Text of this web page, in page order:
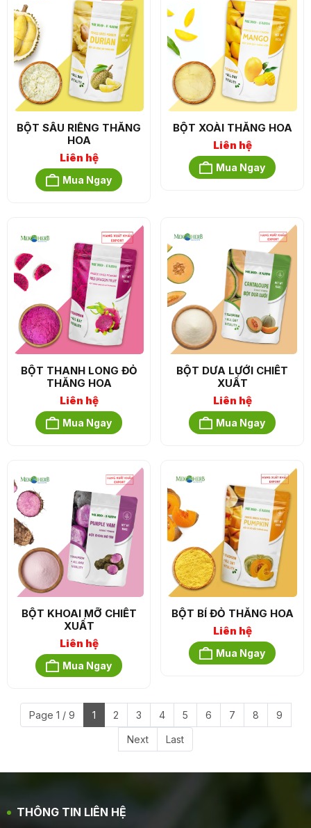
BỘT SẦU RIÊNG THĂNG
HOA
Liên hệ
Mua Ngay
BỘT XOÀI THĂNG HOA
Liên hệ
Mua Ngay
BỘT THANH LONG ĐỎ
THĂNG HOA
Liên hệ
Mua Ngay
BỘT DƯA LƯỚI CHIẾT
XUẤT
Liên hệ
Mua Ngay
BỘT KHOAI MỠ CHIẾT
XUẤT
Liên hệ
Mua Ngay
BỘT BÍ ĐỎ THĂNG HOA
Liên hệ
Mua Ngay
Page 1 / 9 1 2 3 4 5 6 7 8 9
Next Last
THÔNG TIN LIÊN HỆ